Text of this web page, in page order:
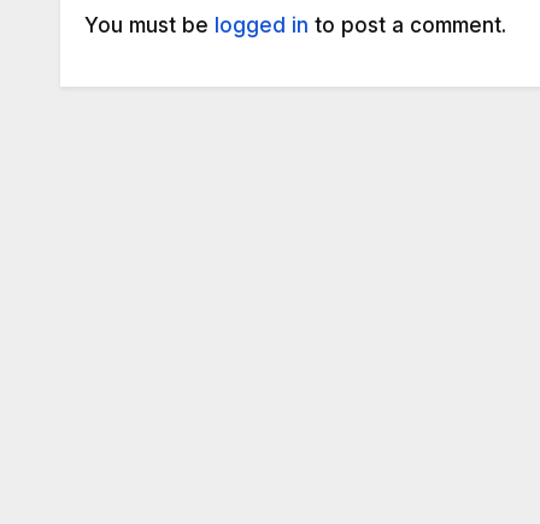
You must be logged in to post a comment.